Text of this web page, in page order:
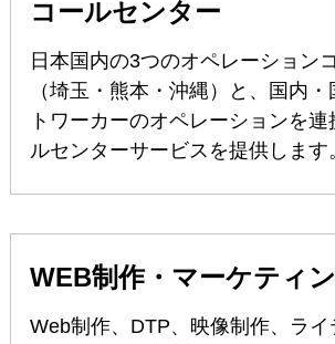
コールセンター
日本国内の3つのオペレーション
（埼玉・熊本・沖縄）と、国内
トワーカーのオペレーションを
ルセンターサービスを提供します
WEB制作・マーケティ
Web制作、DTP、映像制作、ラ